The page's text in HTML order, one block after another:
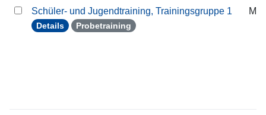
Schüler- und Jugendtraining, Trainingsgruppe 1
Details Probetraining